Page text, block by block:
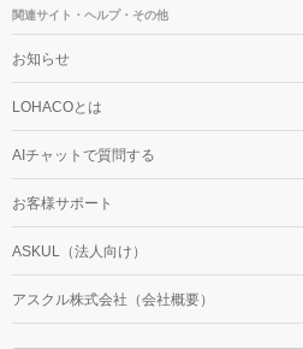
関連サイト・ヘルプ・その他
お知らせ
LOHACOとは
AIチャットで質問する
お客様サポート
ASKUL（法人向け）
アスクル株式会社（会社概要）